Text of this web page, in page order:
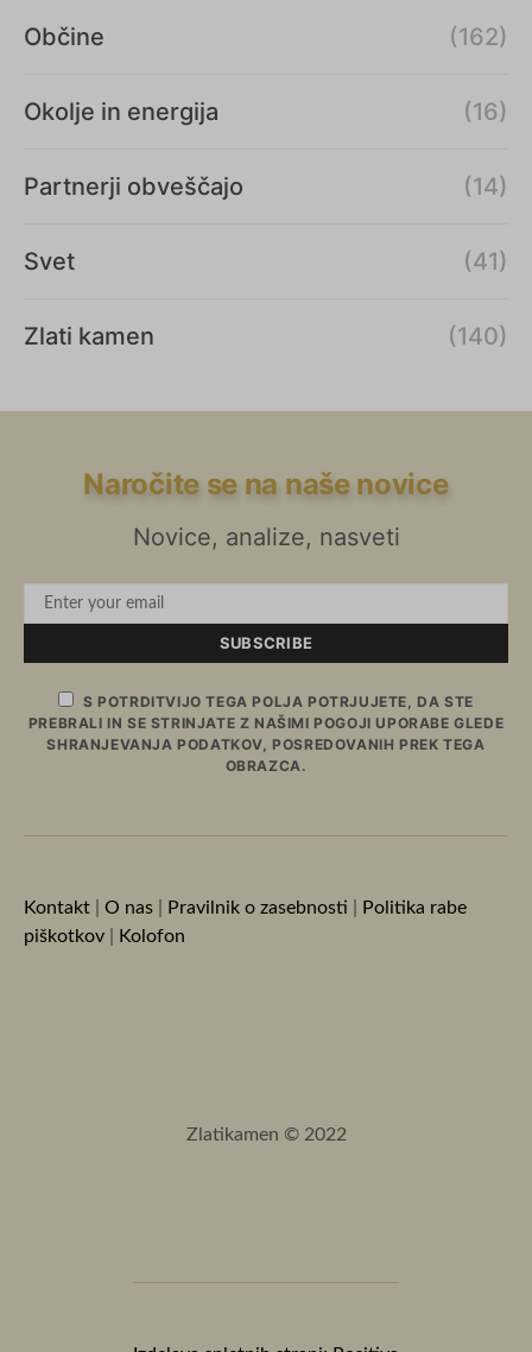
Občine (162)
Okolje in energija (16)
Partnerji obveščajo (14)
Svet (41)
Zlati kamen (140)
Naročite se na naše novice
Novice, analize, nasveti
SUBSCRIBE
S POTRDITVIJO TEGA POLJA POTRJUJETE, DA STE
PREBRALI IN SE STRINJATE Z NAŠIMI POGOJI UPORABE GLEDE
SHRANJEVANJA PODATKOV, POSREDOVANIH PREK TEGA
OBRAZCA.
Kontakt O nas Pravilnik o zasebnosti
Politika rabe
piškotkov
Kolofon
Zlatikamen © 2022